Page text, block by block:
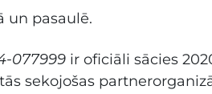
un pasaulē.
077999 ir oficiāli sācies
sekojošas